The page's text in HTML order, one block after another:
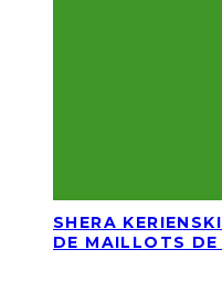
SHERA
DE MAILLOTS